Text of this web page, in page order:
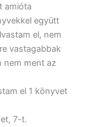
amióta
együtt
el, nem
vastagabbak
nem ment az
el 1 könyvet
7-t.